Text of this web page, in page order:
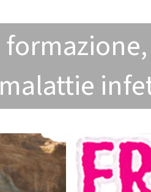
formazione
malattie